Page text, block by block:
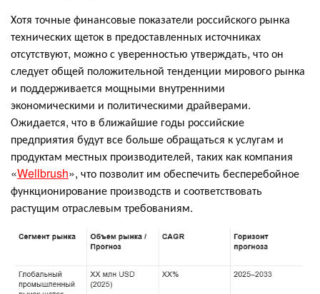
Хотя точные финансовые показатели российского рынка
технических щеток в предоставленных источниках
отсутствуют, можно с уверенностью утверждать, что он
следует общей положительной тенденции мирового рынка
и поддерживается мощными внутренними
экономическими и политическими драйверами.
Ожидается, что в ближайшие годы российские
предприятия будут все больше обращаться к услугам и
продуктам местных производителей, таких как компания
«Wellbrush», что позволит им обеспечить бесперебойное
функционирование производств и соответствовать
растущим отраслевым требованиям.